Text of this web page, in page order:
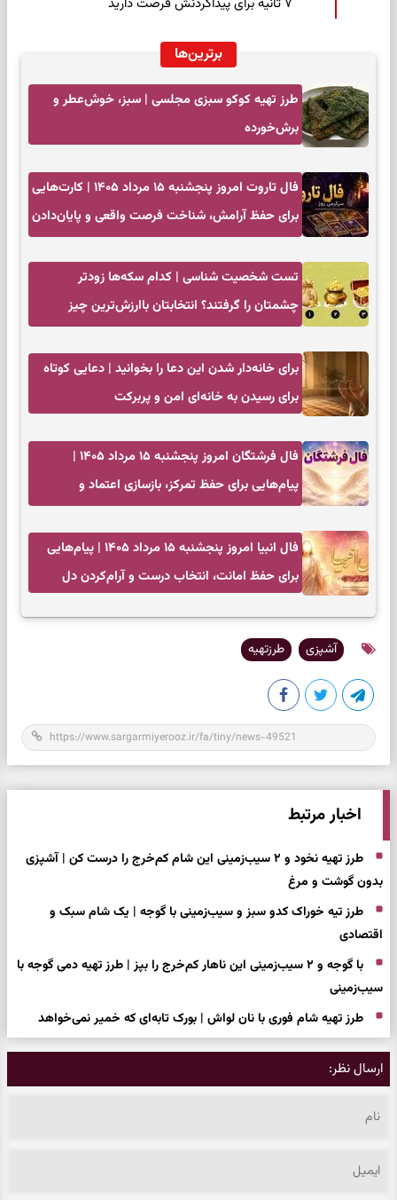
برترین‌ها
طرز تهیه کوکو سبزی مجلسی | سبز، خوش‌عطر و
برش‌خورده
فال تاروت امروز پنجشنبه ۱۵ مرداد ۱۴۰۵ | کارت‌هایی
برای حفظ آرامش، شناخت فرصت واقعی و پایان‌دادن
تست شخصیت شناسی | کدام سکه‌ها زودتر
چشمتان را گرفتند؟ انتخابتان باارزش‌ترین چیز
برای خانه‌دار شدن این دعا را بخوانید | دعایی کوتاه
برای رسیدن به خانه‌ای امن و پربرکت
فال فرشتگان امروز پنجشنبه ۱۵ مرداد ۱۴۰۵ |
پیام‌هایی برای حفظ تمرکز، بازسازی اعتماد و
فال انبیا امروز پنجشنبه ۱۵ مرداد ۱۴۰۵ | پیام‌هایی
برای حفظ امانت، انتخاب درست و آرام‌کردن دل
آشپزی طرزتهیه
اخبار مرتبط
طرز تهیه نخود و ۲ سیب‌زمینی این شام کم‌خرج را درست کن | آشپزی
بدون گوشت و مرغ
طرز تیه خوراک کدو سبز و سیب‌زمینی با گوجه | یک شام سبک و
اقتصادی
با گوجه و ۲ سیب‌زمینی این ناهار کم‌خرج را بپز | طرز تهیه دمی گوجه با
سیب‌زمینی
طرز تهیه شام فوری با نان لواش | بورک تابه‌ای که خمیر نمی‌خواهد
ارسال نظر: